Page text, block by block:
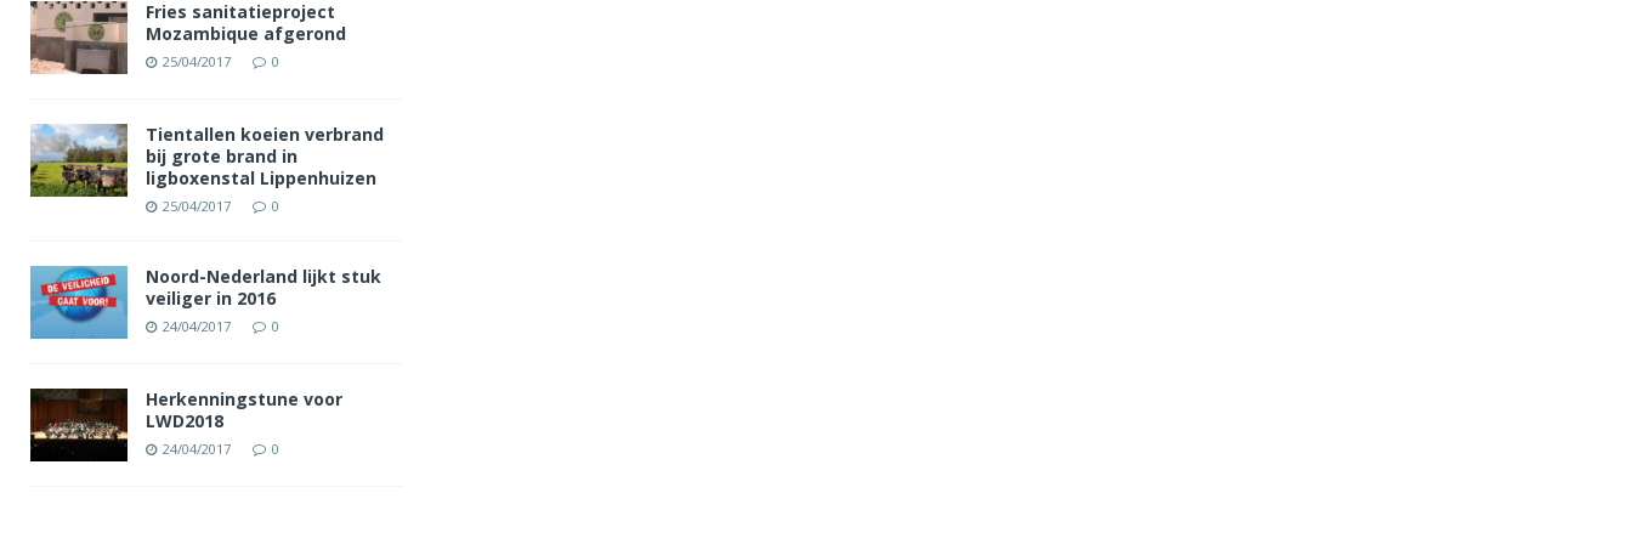
Fries sanitatieproject
Mozambique afgerond
25/04/2017 0
Tientallen koeien verbrand
bij grote brand in
ligboxenstal Lippenhuizen
25/04/2017 0
Noord-Nederland lijkt stuk
veiliger in 2016
24/04/2017 0
Herkenningstune voor
LWD2018
24/04/2017 0